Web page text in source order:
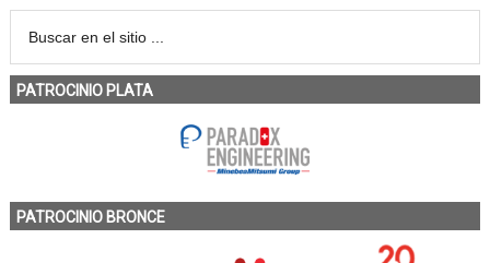
PATROCINIO PLATA
PATROCINIO BRONCE